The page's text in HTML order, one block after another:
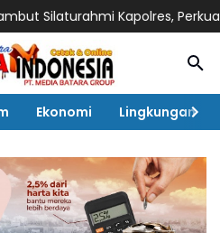
Kapolres, Perkuat Sinergi
Ekonomi Lingkungan